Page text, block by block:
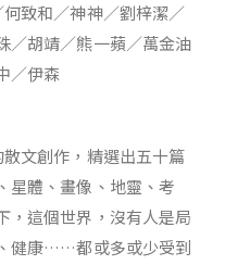
致和／神神／劉梓潔／
／胡靖／熊一蘋／萬金油
／伊森
散文創作，精選出五十篇
星體、畫像、地靈、考
，這個世界，沒有人是局
健康……都或多或少受到